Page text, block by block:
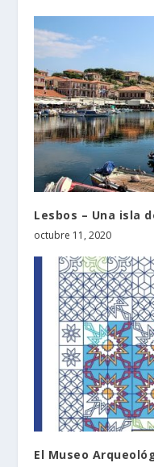
Lesbos – Una isla
octubre 11, 2020
El Museo